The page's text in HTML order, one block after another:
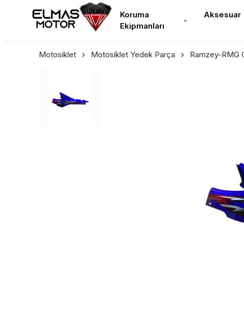
Koruma
Ekipmanları
Aksesuar
Motosiklet Motosiklet Yedek Parça Ramzey-RMG